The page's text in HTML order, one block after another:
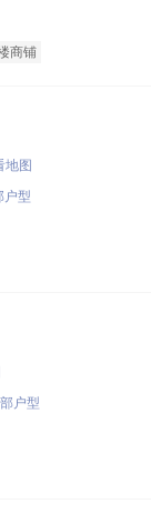
商铺
地图
户型
户型